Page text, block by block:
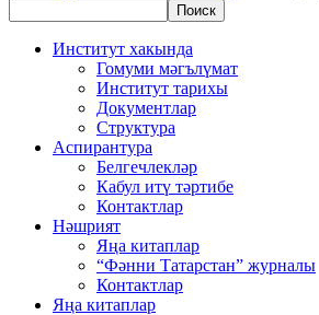
Институт хакында
Гомуми мәгълүмат
Институт тарихы
Документлар
Структура
Аспирантура
Белгечлекләр
Кабул итү тәртибе
Контактлар
Нәшрият
Яңа китаплар
“Фәнни Татарстан” журналы
Контактлар
Яңа китаплар